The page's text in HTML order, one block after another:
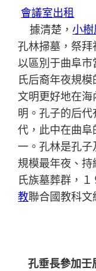
會議室出租
據清楚，小
孔林掃墓，祭拜
以區別于曲阜
氏后裔年夜規
文明更好地在
明。孔子的后
代，此中在曲
一。孔林是孔
規模最年夜、
氏族墓葬群，
教聯合國教科文
孔垂長參加壬